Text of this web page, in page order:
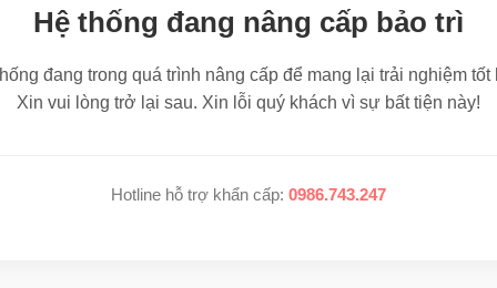
Hệ thống đang nâng cấp bảo trì
đang trong quá trình nâng cấp để mang lại trải nghiệm tốt
Xin vui lòng trở lại sau. Xin lỗi quý khách vì sự bất tiện này!
Hotline hỗ trợ khẩn cấp: 0986.743.247